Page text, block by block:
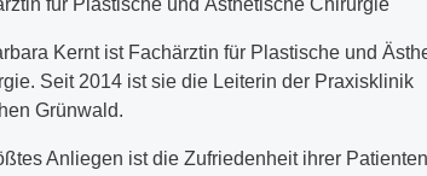
für Plastische und Ästhetische Chirurgie
Kernt ist Fachärztin für Plastische und
Seit 2014 ist sie die Leiterin der Praxisklinik
Grünwald.
Anliegen ist die Zufriedenheit ihrer